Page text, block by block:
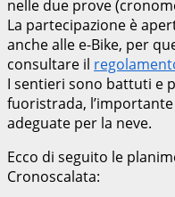
nelle due prove
La partecipazione è
anche alle e-Bike, per
consultare il
I sentieri sono battuti e
fuoristrada,
adeguate per la neve.
Ecco di seguito le
Cronoscalata: